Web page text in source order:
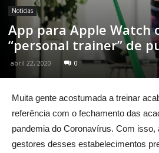
Noticias
App para Apple Watch
“personal trainer” de
abril 22, 2020 0
Muita gente acostumada a treinar
referência com o fechamento das
pandemia do Coronavírus. Com isso,
gestores desses estabelecimentos